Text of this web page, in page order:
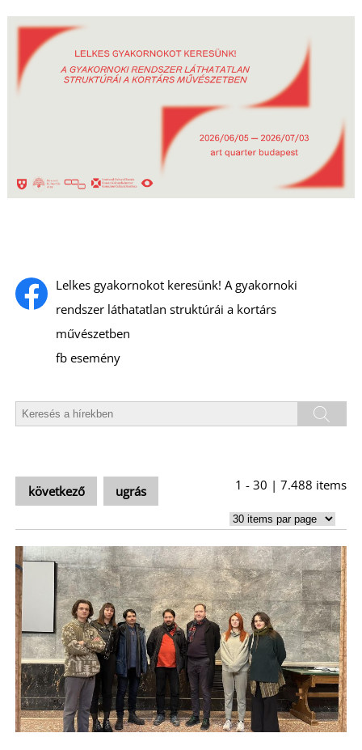
Lelkes gyakornokot keresünk! A gyakornoki
rendszer láthatatlan struktúrái a kortárs
művészetben
fb esemény
következő ugrás 1 - 30 | 7.488 items